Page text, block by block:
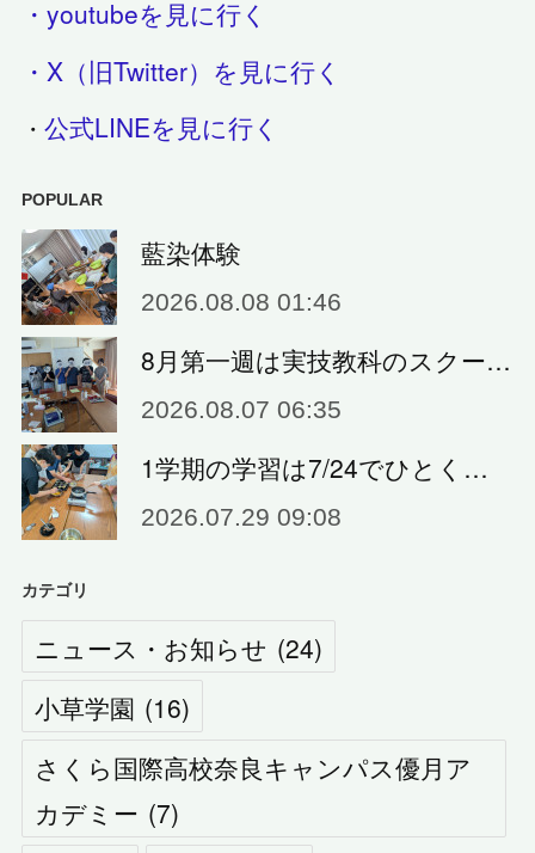
・youtubeを見に行く
・X（旧Twitter）を見に行く
・公式LINEを見に行く
POPULAR
藍染体験
2026.08.08 01:46
8月第一週は実技教科のスクー…
2026.08.07 06:35
1学期の学習は7/24でひとく…
2026.07.29 09:08
カテゴリ
ニュース・お知らせ (24)
小草学園 (16)
さくら国際高校奈良キャンパス優月ア
カデミー (7)